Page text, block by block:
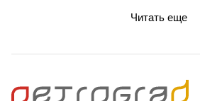
Читать еще